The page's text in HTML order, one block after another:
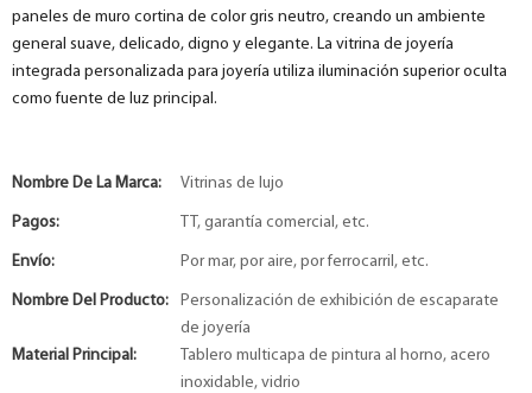
paneles de muro cortina de color gris neutro, creando un ambiente
general suave, delicado, digno y elegante. La vitrina de joyería
integrada personalizada para joyería utiliza iluminación superior oculta
como fuente de luz principal.
Nombre De La Marca: Vitrinas de lujo
Pagos: TT, garantía comercial, etc.
Envío: Por mar, por aire, por ferrocarril, etc.
Nombre Del Producto:
Personalización de exhibición de escaparate
de joyería
Material Principal:
Tablero multicapa de pintura al horno, acero
inoxidable, vidrio